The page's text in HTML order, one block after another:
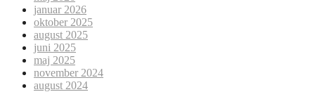
januar 2026
oktober 2025
august 2025
juni 2025
maj 2025
november 2024
august 2024